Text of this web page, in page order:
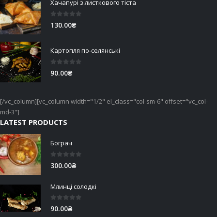
Хачапурі з листкового тіста
0 out of 5
130.00₴
Картопля по-селянські
0 out of 5
90.00₴
[/vc_column][vc_column width="1/2" el_class="col-sm-6" offset="vc_col-
md-3"]
LATEST PRODUCTS
Бограч
300.00₴
Млинці солодкі
0 out of 5
90.00₴